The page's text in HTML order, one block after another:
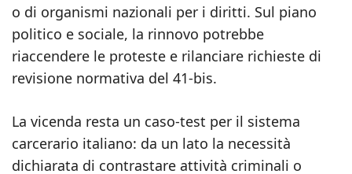
o di organismi nazionali per i diritti. Sul piano
politico e sociale, la rinnovo potrebbe
riaccendere le proteste e rilanciare richieste di
revisione normativa del 41‑bis.
La vicenda resta un caso-test per il sistema
carcerario italiano: da un lato la necessità
dichiarata di contrastare attività criminali o